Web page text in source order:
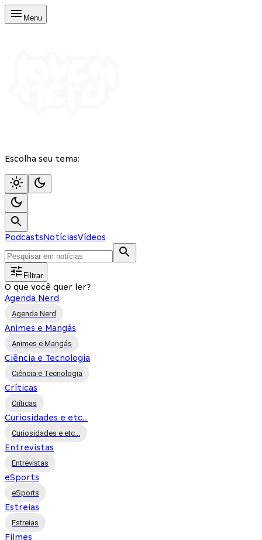
Menu
Escolha seu tema:
PodcastsNotíciasVídeos
Filtrar
O que você quer ler?
Agenda Nerd
Agenda Nerd
Animes e Mangás
Animes e Mangás
Ciência e Tecnologia
Ciência e Tecnologia
Críticas
Críticas
Curiosidades e etc...
Curiosidades e etc...
Entrevistas
Entrevistas
eSports
eSports
Estreias
Estreias
Filmes